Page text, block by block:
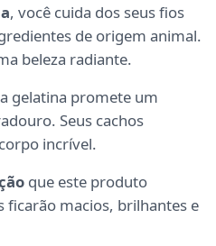
, você cuida dos seus fios
de origem animal.
beleza radiante.
gelatina promete um
Seus cachos
incrível.
que este produto
ficarão macios, brilhantes e